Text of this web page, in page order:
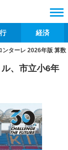
経済
ンターレ 2026年版 算
、市立小6年